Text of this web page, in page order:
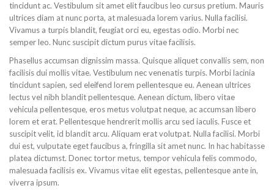
tincidunt ac. Vestibulum sit amet elit faucibus leo cursus pretium. Mauris
ultrices diam at nunc porta, at malesuada lorem varius. Nulla facilisi.
Vivamus a turpis blandit, feugiat orci eu, egestas odio. Morbi nec
semper leo. Nunc suscipit dictum purus vitae facilisis.
Phasellus accumsan dignissim massa. Quisque aliquet convallis sem, non
facilisis dui mollis vitae. Vestibulum nec venenatis turpis. Morbi lacinia
tincidunt sapien, sed eleifend lorem pellentesque eu. Aenean ultrices
lectus vel nibh blandit pellentesque. Aenean dictum, libero vitae
vehicula pellentesque, eros metus volutpat neque, ac accumsan libero
lorem et erat. Pellentesque hendrerit mollis arcu sed iaculis. Fusce et
suscipit velit, id blandit arcu. Aliquam erat volutpat. Nulla facilisi. Morbi
dui est, vulputate eget faucibus a, fringilla sit amet nunc. In hac habitasse
platea dictumst. Donec tortor metus, tempor vehicula felis commodo,
malesuada facilisis ex. Vivamus vitae elit egestas, pellentesque ante in,
viverra ipsum.